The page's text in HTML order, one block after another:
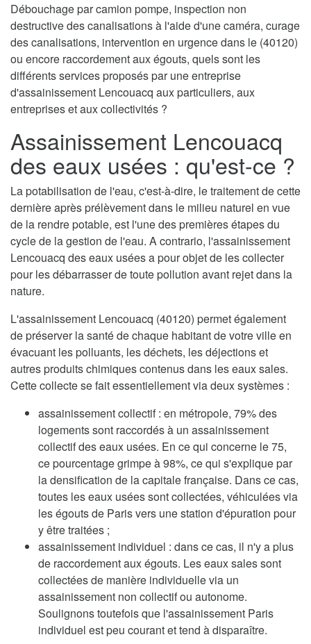
Débouchage par camion pompe, inspection non
destructive des canalisations à l'aide d'une caméra, curage
des canalisations, intervention en urgence dans le (40120)
ou encore raccordement aux égouts, quels sont les
différents services proposés par une entreprise
d'assainissement Lencouacq aux particuliers, aux
entreprises et aux collectivités ?
Assainissement Lencouacq
des eaux usées : qu'est-ce ?
La potabilisation de l'eau, c'est-à-dire, le traitement de cette
dernière après prélèvement dans le milieu naturel en vue
de la rendre potable, est l'une des premières étapes du
cycle de la gestion de l'eau. A contrario, l'assainissement
Lencouacq des eaux usées a pour objet de les collecter
pour les débarrasser de toute pollution avant rejet dans la
nature.
L'assainissement Lencouacq (40120) permet également
de préserver la santé de chaque habitant de votre ville en
évacuant les polluants, les déchets, les déjections et
autres produits chimiques contenus dans les eaux sales.
Cette collecte se fait essentiellement via deux systèmes :
assainissement collectif : en métropole, 79% des
logements sont raccordés à un assainissement
collectif des eaux usées. En ce qui concerne le 75,
ce pourcentage grimpe à 98%, ce qui s'explique par
la densification de la capitale française. Dans ce cas,
toutes les eaux usées sont collectées, véhiculées via
les égouts de Paris vers une station d'épuration pour
y être traitées ;
assainissement individuel : dans ce cas, il n'y a plus
de raccordement aux égouts. Les eaux sales sont
collectées de manière individuelle via un
assainissement non collectif ou autonome.
Soulignons toutefois que l'assainissement Paris
individuel est peu courant et tend à disparaître.